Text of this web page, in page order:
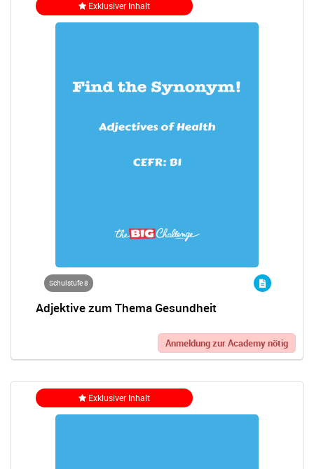
Exklusiver Inhalt
Schulstufe 8
Adjektive zum Thema Gesundheit
Anmeldung zur Academy nötig
Exklusiver Inhalt